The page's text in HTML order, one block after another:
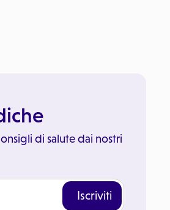
di salute dai nostri
Iscriviti